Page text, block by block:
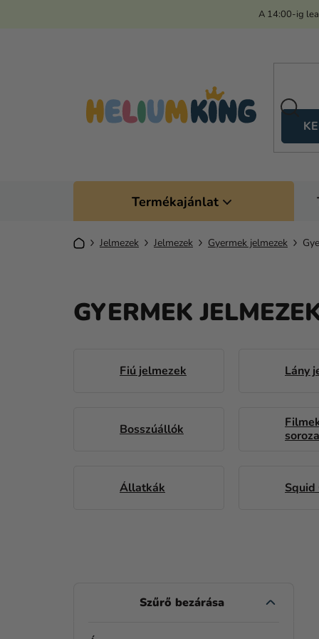
A 14:00-ig
Termékajánlat
KezdőlapJelmezek Jelmezek Gyermek jelmezek
GYERMEK
Fiú jelmezek Lány
Bosszúállók
Állatkák Squid